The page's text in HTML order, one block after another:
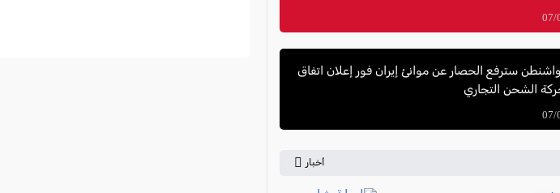
سترفع الحصار عن موانئ إيران فور إعلان اتفاق
الشحن التجاري
أخبار